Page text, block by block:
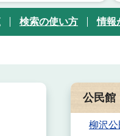
検索の使い方 情報
公民館
柳沢